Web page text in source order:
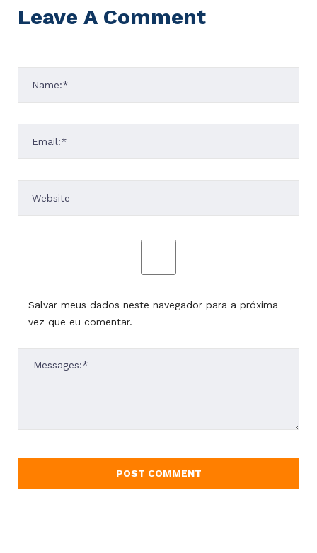
Leave A Comment
Salvar meus dados neste navegador para a próxima
vez que eu comentar.